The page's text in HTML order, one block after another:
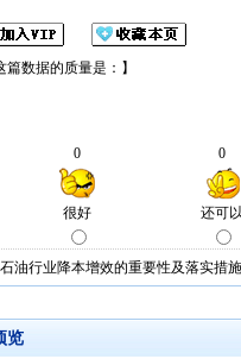
石油行业降本增效的重要性及落实措施
览